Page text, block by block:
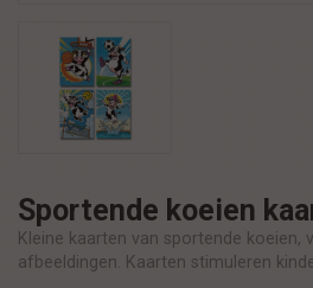
Sportende koeien
Kleine kaarten van sportende koeien,
afbeeldingen. Kaarten stimuleren